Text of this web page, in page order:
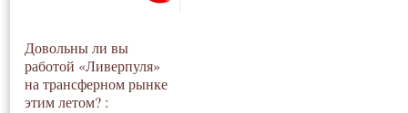
Довольны ли вы
работой «Ливерпуля»
на трансферном рынке
этим летом? :